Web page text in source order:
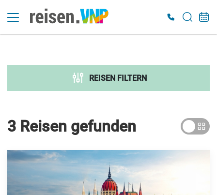
Suche verfeinern
Preis
Reiseart
REISEN FILTERN
3 Reisen gefunden